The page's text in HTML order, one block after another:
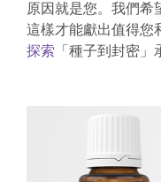
原因就是您。我們希
這樣才能獻出值得您
探索 「種子到封密」